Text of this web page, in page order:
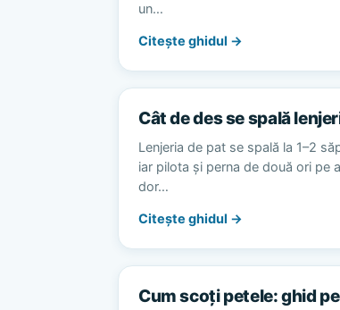
un…
Citește ghidul →
Cât de des se spală
Lenjeria de pat se spală la 1–2
iar pilota și perna de două ori pe
dor…
Citește ghidul →
Cum scoți petele: ghid